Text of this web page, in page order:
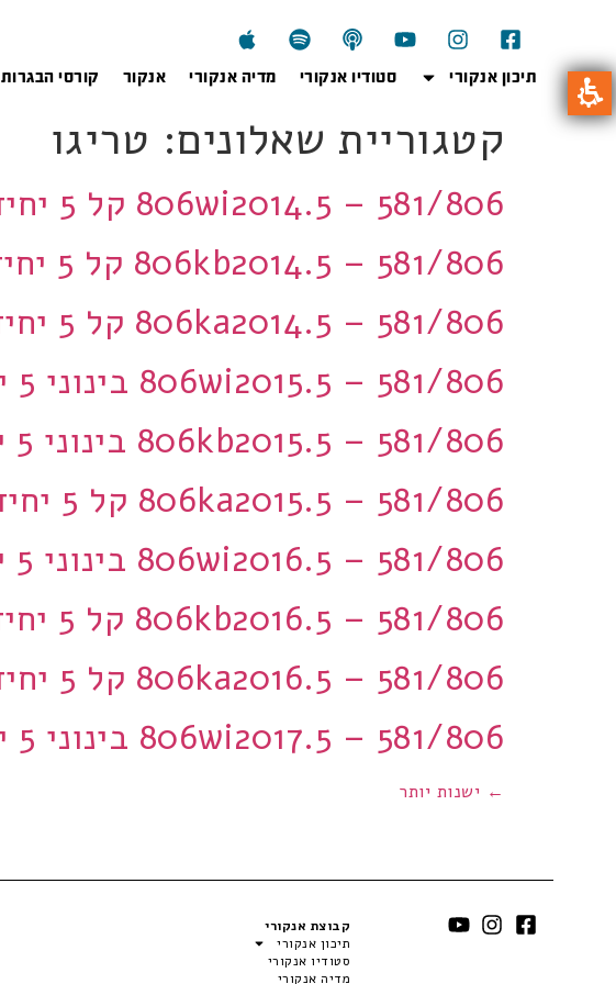
תיכון אנקורי סטודיו אנקורי מדיה אנקורי אנקור קורסי הבגרות
קטגוריית שאלונים: טריגו
806wi2014.5 – 581/806 קל 5 יחידות
806kb2014.5 – 581/806 קל 5 יחידות
806ka2014.5 – 581/806 קל 5 יחידות
806wi2015.5 – 581/806 בינוני 5 יחידות
806kb2015.5 – 581/806 בינוני 5 יחידות
806ka2015.5 – 581/806 קל 5 יחידות
806wi2016.5 – 581/806 בינוני 5 יחידות
806kb2016.5 – 581/806 קל 5 יחידות
806ka2016.5 – 581/806 קל 5 יחידות
806wi2017.5 – 581/806 בינוני 5 יחידות
← ישנות יותר
קבוצת אנקורי
תיכון אנקורי
סטודיו אנקורי
מדיה אנקורי